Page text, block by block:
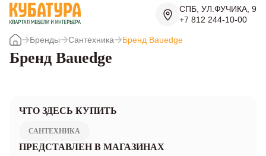
СПБ, УЛ.ФУЧИКА, 9
+7 812 244-10-00
Бренды Сантехника Бренд Bauedge
Бренд Bauedge
ЧТО ЗДЕСЬ КУПИТЬ
САНТЕХНИКА
ПРЕДСТАВЛЕН В МАГАЗИНАХ